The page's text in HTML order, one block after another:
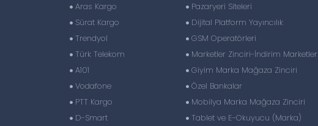
Aras Kargo
Sürat Kargo
Trendyol
Türk Telekom
A101
Vodafone
PTT Kargo
D-Smart
Pazaryeri Siteleri
Dijital Platform Yayıncılık
GSM Operatörleri
Marketler Zinciri-İndirim Marketler
Giyim Marka Mağaza Zinciri
Özel Bankalar
Mobilya Marka Mağaza Zinciri
Tablet ve E-Okuyucu (Marka)